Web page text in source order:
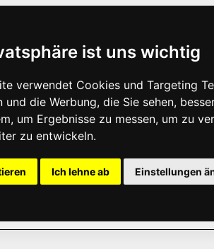
ist uns wichtig
verwendet Cookies und Targeting
und die Werbung, die Sie sehen,
um Ergebnisse zu messen, um zu
zu entwickeln.
Ich lehne ab Einstellungen